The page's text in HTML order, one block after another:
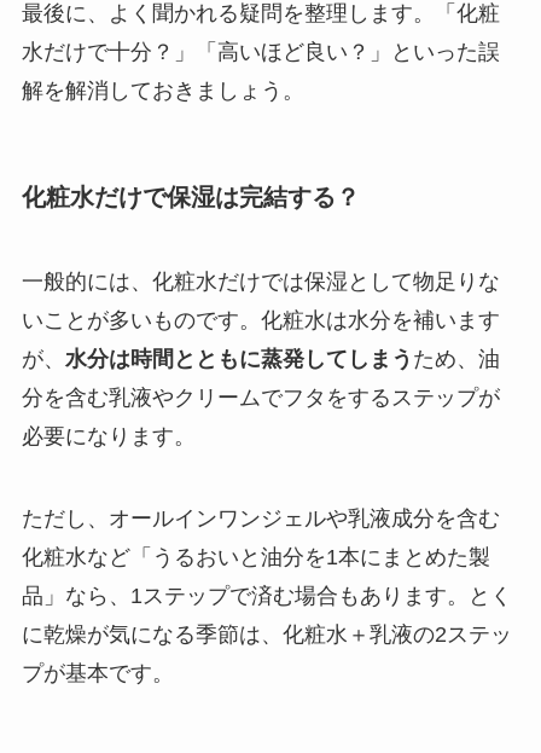
最後に、よく聞かれる疑問を整理します。「化粧
水だけで十分？」「高いほど良い？」といった誤
解を解消しておきましょう。
化粧水だけで保湿は完結する？
一般的には、化粧水だけでは保湿として物足りな
いことが多いものです。化粧水は水分を補います
が、 水分は時間とともに蒸発してしまう ため、油
分を含む乳液やクリームでフタをするステップが
必要になります。
ただし、オールインワンジェルや乳液成分を含む
化粧水など「うるおいと油分を1本にまとめた製
品」なら、1ステップで済む場合もあります。とく
に乾燥が気になる季節は、化粧水＋乳液の2ステッ
プが基本です。